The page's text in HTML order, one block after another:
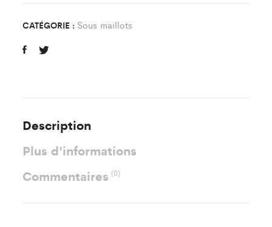
quantity
CATÉGORIE : Sous maillots
Description
Plus d'informations
Commentaires(0)